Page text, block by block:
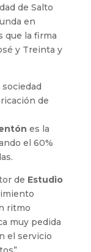
de Salto
en
que la firma
y Treinta y
de
es la
el 60%
de Estudio
ritmo
muy pedida
el servicio